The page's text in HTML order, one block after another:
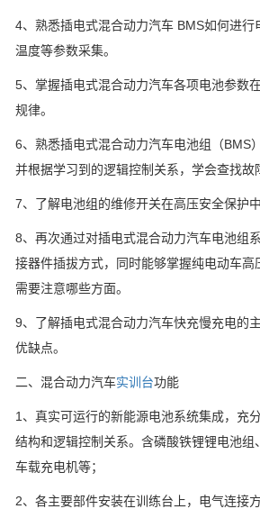
4、熟悉插电式混合动力汽车 BMS如何进行
温度等参数采集。
5、掌握插电式混合动力汽车各项电池参数
规律。
6、熟悉插电式混合动力汽车电池组（BMS
并根据学习到的逻辑控制关系，学会查找故
7、了解电池组的维修开关在高压安全保护
8、再次通过对插电式混合动力汽车电池组
接器件插拔方式，同时能够掌握纯电动车高
需要注意哪些方面。
9、了解插电式混合动力汽车快充慢充电的
优缺点。
二、混合动力汽车实训台功能
1、真实可运行的新能源电池系统集成，充
结构和逻辑控制关系。含磷酸铁锂锂电池组
车载充电机等；
2、各主要部件安装在训练台上，电气连接